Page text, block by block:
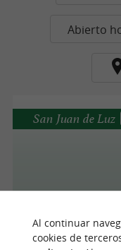
Abierto
San Juan de Luz
Al continuar
cookies de